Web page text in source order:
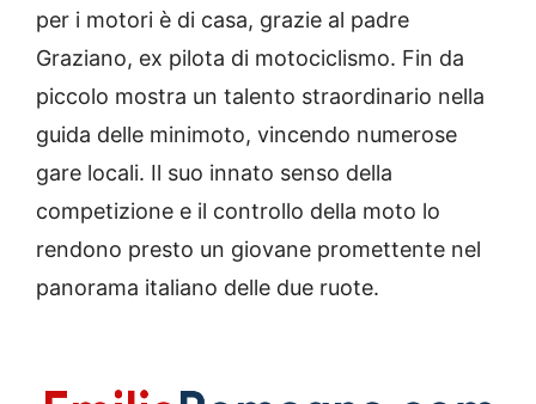
per i motori è di casa, grazie al padre
Graziano, ex pilota di motociclismo. Fin da
piccolo mostra un talento straordinario nella
guida delle minimoto, vincendo numerose
gare locali. Il suo innato senso della
competizione e il controllo della moto lo
rendono presto un giovane promettente nel
panorama italiano delle due ruote.